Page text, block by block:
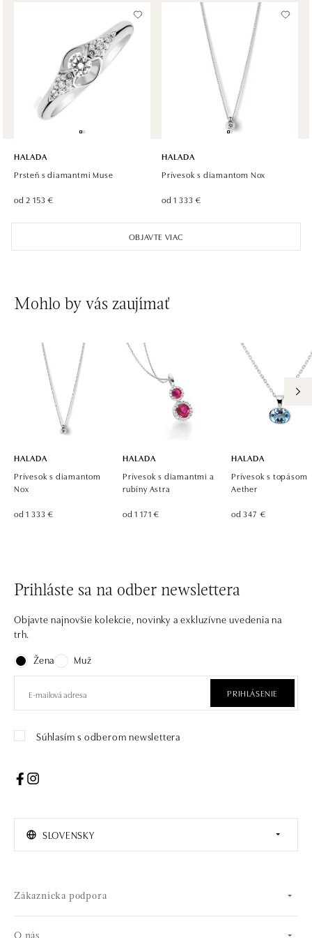
HALADA OC Avion, Ostrava
Rudná 3114/114, 700 30 Ostrava-Zábřeh
tel.: +420605174749
dnes otvorené do 21:00
OBJAVTE VIAC
HALADA
Prsteň s diamantmi Muse
od 2 153 €
HALADA
Prívesok s diamantom Nox
od 1 333 €
Mohlo by vás zaujímať
HALADA
Prívesok s diamantom
Nox
od 1 333 €
HALADA
Prívesok s diamantmi a
rubíny Astra
od 1 171 €
HALADA
Prívesok s topásom
Aether
od 347 €
Prihláste sa na odber newslettera
Objavte najnovšie kolekcie, novinky a exkluzívne uvedenia na
trh.
Žena
Muž
PRIHLÁSENIE
Súhlasím s odberom newslettera
SLOVENSKY
Zákaznícka podpora
O nás